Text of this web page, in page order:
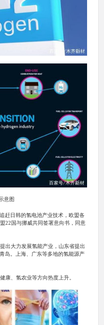
意图
赶日韩的氢电池产业技术，欧盟各
22国与挪威共同签署意向书，同意
出大力发展氢能产业，山东省提出
。上海、广东等多地的氢能源产
康、氢农业等方向热度上升。